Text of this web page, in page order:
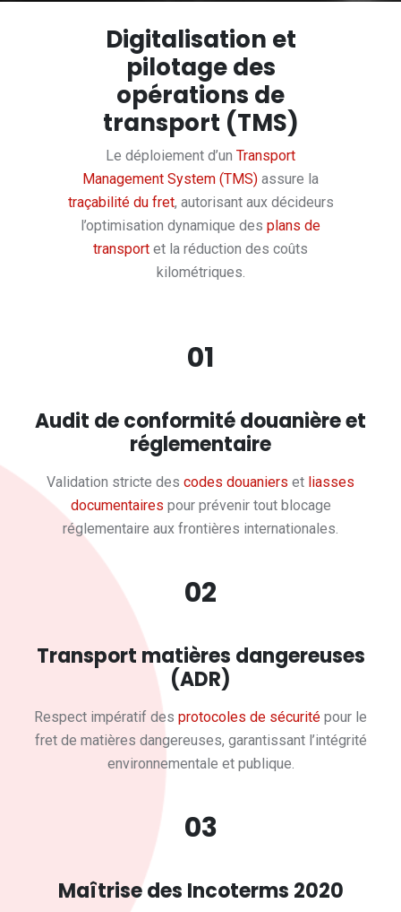
Digitalisation et
pilotage des
opérations de
transport (TMS)
Le déploiement d’un Transport
Management System (TMS) assure la
traçabilité du fret, autorisant aux décideurs
l’optimisation dynamique des plans de
transport et la réduction des coûts
kilométriques.
01
Audit de conformité douanière et
réglementaire
Validation stricte des codes douaniers et liasses
documentaires pour prévenir tout blocage
réglementaire aux frontières internationales.
02
Transport matières dangereuses
(ADR)
Respect impératif des protocoles de sécurité pour le
fret de matières dangereuses, garantissant l’intégrité
environnementale et publique.
03
Maîtrise des Incoterms 2020